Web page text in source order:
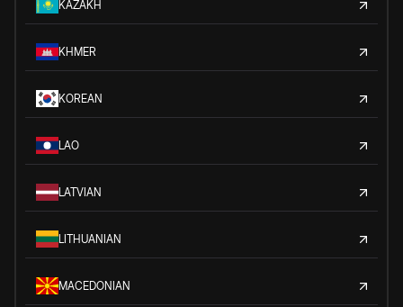
KAZAKH
KHMER
KOREAN
LAO
LATVIAN
LITHUANIAN
MACEDONIAN